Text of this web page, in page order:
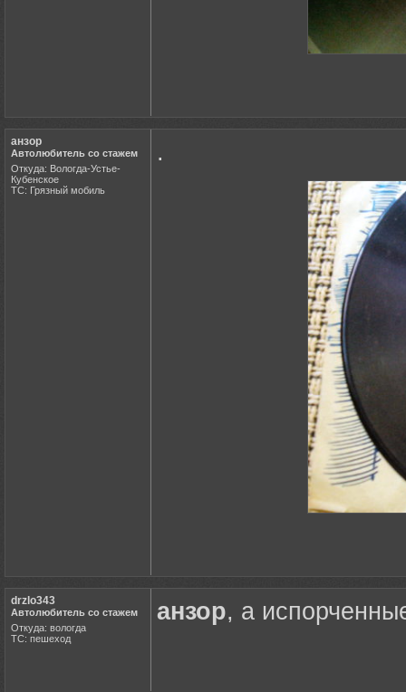
анзор
Автолюбитель со стажем
Откуда: Вологда-Устье-
Кубенское
ТС: Грязный мобиль
.
drzlo343
Автолюбитель со стажем
Откуда: вологда
ТС: пешеход
анзор, а